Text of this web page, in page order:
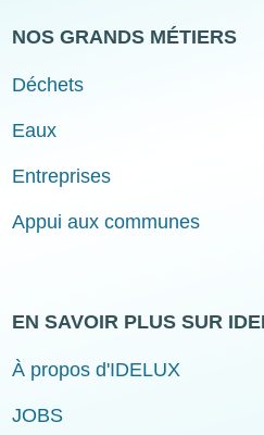
NOS GRANDS MÉTIERS
Déchets
Eaux
Entreprises
Appui aux communes
EN SAVOIR PLUS SUR
À propos d'IDELUX
JOBS